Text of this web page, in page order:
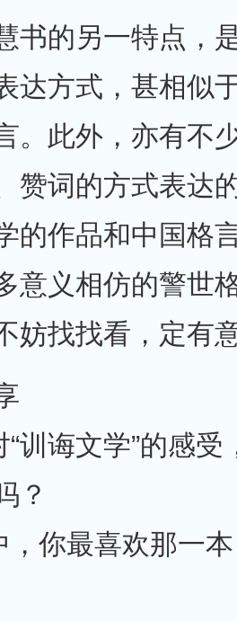
书的另一特点，
达方式，甚相似
。此外，亦有不
赞词的方式表达
的作品和中国格
意义相仿的警世
妨找找看，定有
训诲文学”的感受
？
，你最喜欢那一